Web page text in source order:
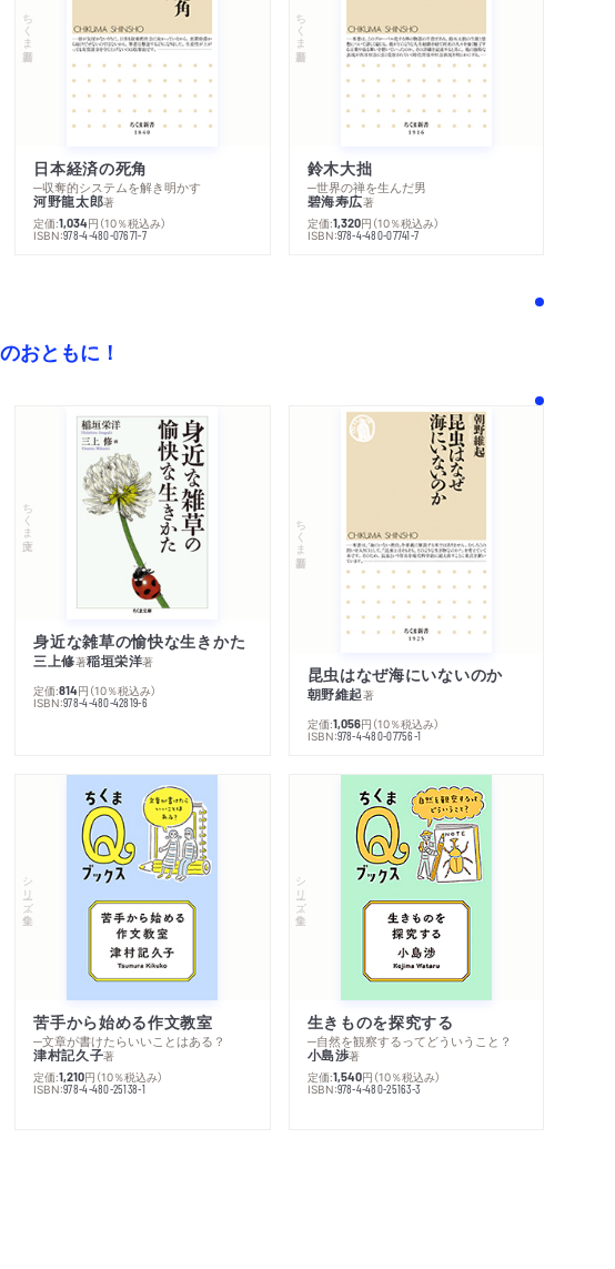
ちくま新書
日本経済の死角
─収奪的システムを解き明かす
河野龍太郎著
定価:1,034円 （10％税込み）
ISBN:978-4-480-07671-7
ちくま新書
鈴木大拙
─世界の禅を生んだ男
碧海寿広著
定価:1,320円 （10％税込み）
ISBN:978-4-480-07741-7
おともに！
ちくま文庫
身近な雑草の愉快な生きかた
三上修著稲垣栄洋著
定価:814円 （10％税込み）
ISBN:978-4-480-42819-6
ちくま新書
昆虫はなぜ海にいないのか
朝野維起著
定価:1,056円 （10％税込み）
ISBN:978-4-480-07756-1
シリーズ・全集
苦手から始める作文教室
─文章が書けたらいいことはある？
津村記久子著
定価:1,210円 （10％税込み）
ISBN:978-4-480-25138-1
シリーズ・全集
生きものを探究する
─自然を観察するってどういうこと？
小島渉著
定価:1,540円 （10％税込み）
ISBN:978-4-480-25163-3